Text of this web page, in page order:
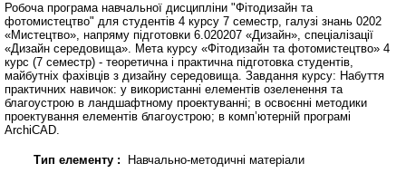
Робоча програма навчальної дисципліни "Фітодизайн та
фотомистецтво" для студентів 4 курсу 7 семестр, галузі знань 0202
«Мистецтво», напряму підготовки 6.020207 «Дизайн», спеціалізації
«Дизайн середовища». Мета курсу «Фітодизайн та фотомистецтво» 4
курс (7 семестр) - теоретична і практична підготовка студентів,
майбутніх фахівців з дизайну середовища. Завдання курсу: Набуття
практичних навичок: у використанні елементів озеленення та
благоустрою в ландшафтному проектуванні; в освоєнні методики
проектування елементів благоустрою; в комп’ютерній програмі
ArchiCAD.
Тип елементу : Навчально-методичні матеріали